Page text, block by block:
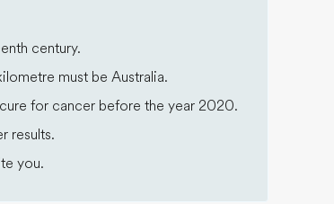
century.
must be Australia.
for cancer before the year 2020.
results.
you.